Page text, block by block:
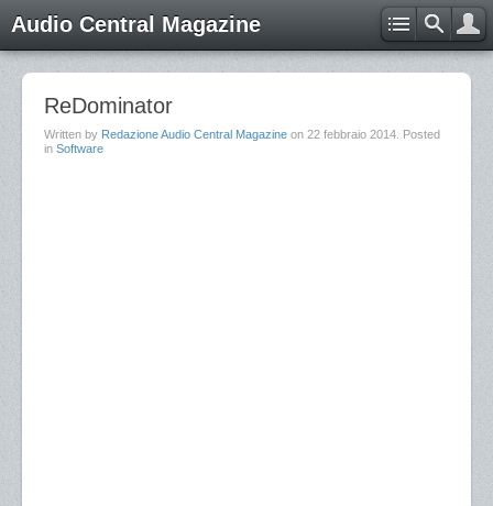
Audio Central Magazine
ReDominator
Written by Redazione Audio Central Magazine on 22 febbraio 2014 . Posted
in Software